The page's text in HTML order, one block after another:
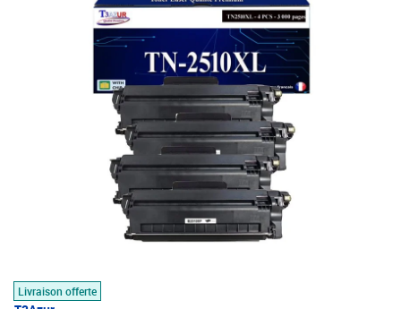
Livraison offerte